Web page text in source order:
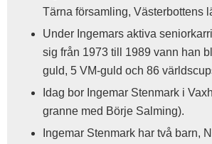
Tärna församling, Västerbottens
Under Ingemars aktiva
sig från 1973 till 1989 vann han
guld, 5 VM-guld och 86
Idag bor Ingemar Stenmark i
granne med Börje Salming).
Ingemar Stenmark har två barn,